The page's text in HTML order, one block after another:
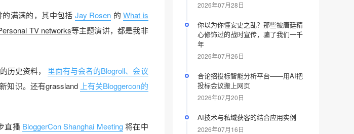
的满满的，其中包括 Jay Rosen 的 What is
TV networks等主题演讲，都是我非
历史资料，
里面有与会者的Blogroll、会议
知识。还有grassland 上有关Bloggercon的
直播 BloggerCon Shanghai Meeting 将在中
2026年07月28日
你以为你懂安史之乱？那些被唐廷精
心修饰过的战时宣传，骗了我们一千
年
2026年07月26日
合论招投标智能分析平台——用AI把
投标会议搬上网页
2026年07月20日
AI技术与私域获客的结合应用实例
2026年07月16日